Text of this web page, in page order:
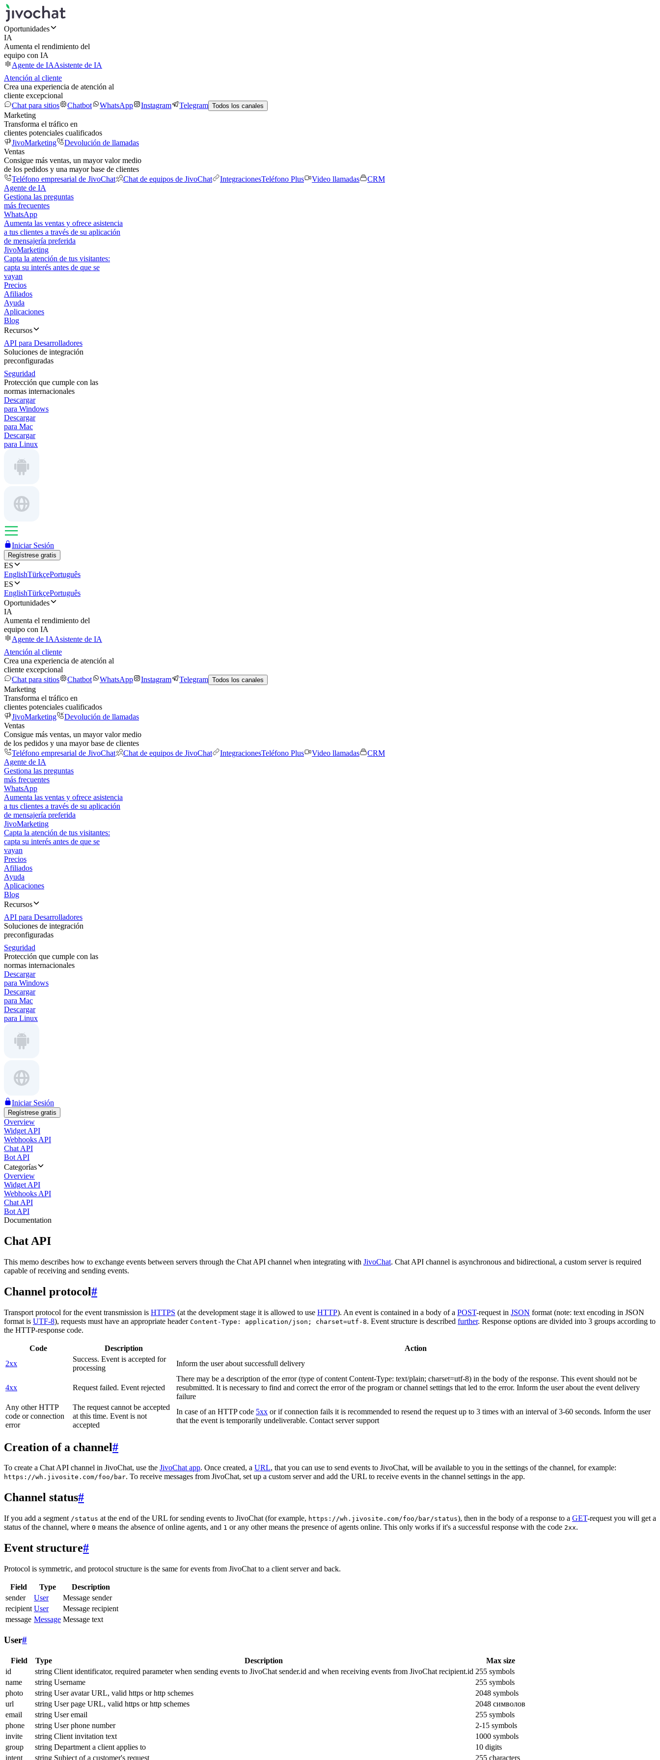
Oportunidades
IA
Aumenta el rendimiento del
equipo con IA
Agente de IAAsistente de IA
Atención al cliente
Crea una experiencia de atención al
cliente excepcional
Chat para sitios
Chatbot WhatsApp Instagram Telegram Todos los canales
Marketing
Transforma el tráfico en
clientes potenciales cualificados
JivoMarketing
Devolución de llamadas
Ventas
Consigue más ventas, un mayor valor medio
de los pedidos y una mayor base de clientes
Teléfono empresarial de JivoChat
Chat de equipos de JivoChat IntegracionesTeléfono Plus Video llamadas
CRM
Agente de IA
Gestiona las preguntas
más frecuentes
WhatsApp
Aumenta las ventas y ofrece asistencia
a tus clientes a través de su aplicación
de mensajería preferida
JivoMarketing
Capta la atención de tus visitantes:
capta su interés antes de que se
vayan
Precios
Afiliados
Ayuda
Aplicaciones
Blog
Recursos
API para Desarrolladores
Soluciones de integración
preconfiguradas
Seguridad
Protección que cumple con las
normas internacionales
Descargar
para Windows
Descargar
para Mac
Descargar
para Linux
Iniciar Sesión
Regístrese gratis
ES
EnglishTürkçePortuguês
ES
EnglishTürkçePortuguês
Oportunidades
IA
Aumenta el rendimiento del
equipo con IA
Agente de IAAsistente de IA
Atención al cliente
Crea una experiencia de atención al
cliente excepcional
Chat para sitios
Chatbot WhatsApp Instagram Telegram Todos los canales
Marketing
Transforma el tráfico en
clientes potenciales cualificados
JivoMarketing
Devolución de llamadas
Ventas
Consigue más ventas, un mayor valor medio
de los pedidos y una mayor base de clientes
Teléfono empresarial de JivoChat
Chat de equipos de JivoChat IntegracionesTeléfono Plus Video llamadas
CRM
Agente de IA
Gestiona las preguntas
más frecuentes
WhatsApp
Aumenta las ventas y ofrece asistencia
a tus clientes a través de su aplicación
de mensajería preferida
JivoMarketing
Capta la atención de tus visitantes:
capta su interés antes de que se
vayan
Precios
Afiliados
Ayuda
Aplicaciones
Blog
Recursos
API para Desarrolladores
Soluciones de integración
preconfiguradas
Seguridad
Protección que cumple con las
normas internacionales
Descargar
para Windows
Descargar
para Mac
Descargar
para Linux
Iniciar Sesión
Regístrese gratis
Overview
Widget API
Webhooks API
Chat API
Bot API
Categorías
Overview
Widget API
Webhooks API
Chat API
Bot API
Documentation
Chat API
This memo describes how to exchange events between servers through the Chat API channel when integrating with JivoChat. Chat API channel is asynchronous and bidirectional, a custom server is required
capable of receiving and sending events.
Channel protocol#
Transport protocol for the event transmission is HTTPS (at the development stage it is allowed to use HTTP). An event is contained in a body of a POST-request in JSON format (note: text encoding in JSON
format is UTF-8), requests must have an appropriate header Content-Type: application/json; charset=utf-8. Event structure is described further. Response options are divided into 3 groups according to
the HTTP-response code.
Code Description
Action
2xx
Success. Event is accepted for
processing
Inform the user about successfull delivery
4xx Request failed. Event rejected
There may be a description of the error (type of content Content-Type: text/plain; charset=utf-8) in the body of the response. This event should not be
resubmitted. It is necessary to find and correct the error of the program or channel settings that led to the error. Inform the user about the event delivery
failure
Any other HTTP
code or connection
error
The request cannot be accepted
at this time. Event is not
accepted
In case of an HTTP code 5xx or if connection fails it is recommended to resend the request up to 3 times with an interval of 3-60 seconds. Inform the user
that the event is temporarily undeliverable. Contact server support
Creation of a channel#
To create a Chat API channel in JivoChat, use the JivoChat app. Once created, a URL, that you can use to send events to JivoChat, will be available to you in the settings of the channel, for example:
https://wh.jivosite.com/foo/bar. To receive messages from JivoChat, set up a custom server and add the URL to receive events in the channel settings in the app.
Channel status#
If you add a segment /status at the end of the URL for sending events to JivoChat (for example, https://wh.jivosite.com/foo/bar/status), then in the body of a response to a GET-request you will get a
status of the channel, where 0 means the absence of online agents, and 1 or any other means the presence of agents online. This only works if it's a successful response with the code 2xx.
Event structure#
Protocol is symmetric, and protocol structure is the same for events from JivoChat to a client server and back.
Field Type
Description
sender
User
Message sender
recipient User
Message recipient
message Message Message text
User#
Field Type Description
Max size
id
string Client identificator, required parameter when sending events to JivoChat sender.id and when receiving events from JivoChat recipient.id 255 symbols
name
string Username
255 symbols
photo
string User avatar URL, valid https or http schemes
2048 symbols
url
string User page URL, valid https or http schemes
2048 символов
email
string User email
255 symbols
phone
string User phone number
2-15 symbols
invite
string Client invitation text
1000 symbols
group
string Department a client applies to
10 digits
intent
string Subject of a customer's request 255 characters